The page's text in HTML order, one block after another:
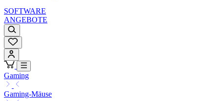
SOFTWARE
ANGEBOTE
Gaming
Gaming-Mäuse